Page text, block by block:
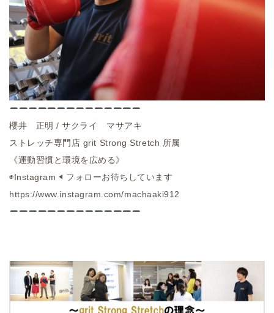
櫻井 正明 / サクライ マサアキ
ストレッチ専門店 grit Strong Stretch 所属
《運動習慣と環境を広める》
◉ Instagram ◀︎ フォローお待ちしています
https://www.instagram.com/machaaki912